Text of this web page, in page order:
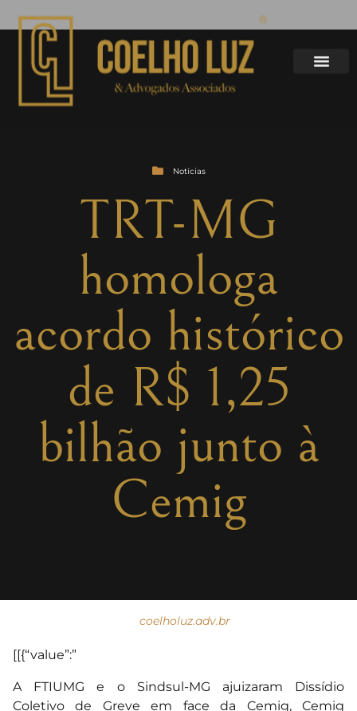
Notícias
TRT-MG
homologa
acordo histórico
de R$ 1,25
bilhão junto à
Cemig
coelholuz.adv.br
[[{“value”:”
A FTIUMG e o Sindsul-MG ajuizaram Dissídio
Coletivo de Greve em face da Cemig, Cemig